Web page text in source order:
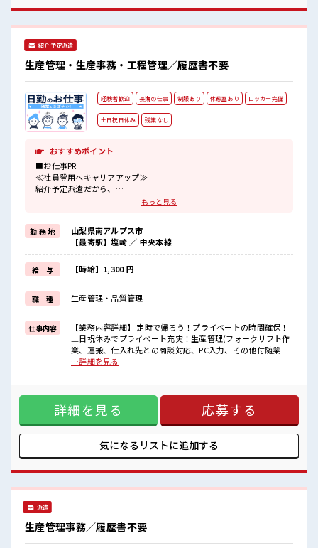
紹介予定派遣
生産管理・生産事務・工程管理／履歴書不要
経験者歓迎 長期の仕事 制服あり 休憩室あり ロッカー完備
土日祝日休み 残業なし
おすすめポイント
■お仕事PR
≪社員登用へキャリアアップ≫
紹介予定派遣だから、
自分に職場が合うかお試しできるのがウレシイですね☆
時間をしっかり確保できる、
残業基本ナシのお仕事♪
オンとオフをきっちり切り替えたい方にオススメ！
≪経験者優遇≫
これまでの経験を活かしませんか？
ブランクがあっても大丈夫♪
経験はちょっとだけ…という方もOK！
≪土日祝休のお仕事≫
家族や友人と一緒にプライベート満喫！
≪ラクラク制服アリ≫
制服があるので、
毎日の服装の悩み解消♪
持ち物が多いあなたにもぴったり☆
ロッカー付き職場♪
ピタっと定時退社！
残業は基本ナシ♪
あなたのスキルを活かしませんか？
もっと見る
勤 務 地
山梨県南アルプス市
【最寄駅】塩崎 ／ 中央本線
給 与 【時給】1,300 円
職 種 生産管理・品質管理
仕事内容
【業務内容詳細】 定時で帰ろう！プライベートの時間確保！
土日祝休みでプライベート充実！生産管理(フォークリフト作
業、運搬、仕入れ先との商談対応、PC入力、その他付随業務)
【取扱製品情報】 金属精密切削部品 ■お仕事PR ≪社員登用へ
間をしっかり確保できる、 残業基本ナシのお仕事♪ オンとオ
フをきっちり切り替えたい方にオススメ！ ≪経験者優遇≫ こ
れまでの経験を活かしませんか？ ブランクがあっても大丈夫
♪ 経験はちょっとだけ…という方もOK！ ≪土日祝休のお仕
事≫ 家族や友人と一緒にプライベート満喫！ ≪ラクラク制服
アリ≫ 制服があるので、 毎日の服装の悩み解消♪ ■職場の雰
あなたにもぴったり☆ ロッカー付き職場♪ ピタっと定時退
社！ 残業は基本ナシ♪ あなたのスキルを活かしませんか？
…詳細を見る
詳細を見る 応募する
気になるリストに追加する
派遣
生産管理事務／履歴書不要